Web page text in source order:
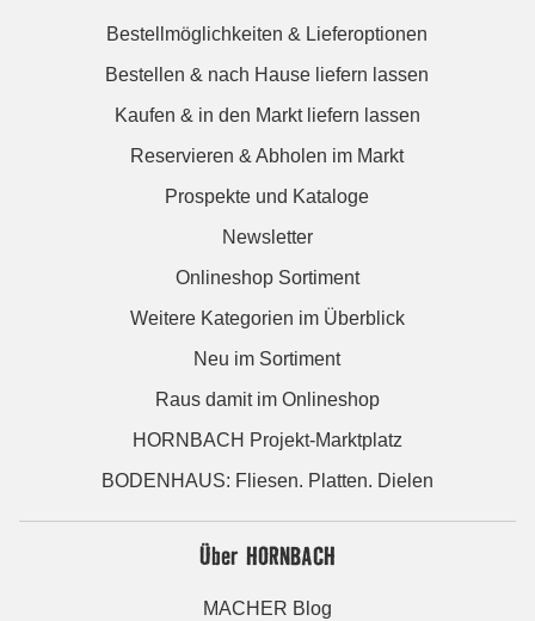
Bestellmöglichkeiten & Lieferoptionen
Bestellen & nach Hause liefern lassen
Kaufen & in den Markt liefern lassen
Reservieren & Abholen im Markt
Prospekte und Kataloge
Newsletter
Onlineshop Sortiment
Weitere Kategorien im Überblick
Neu im Sortiment
Raus damit im Onlineshop
HORNBACH Projekt-Marktplatz
BODENHAUS: Fliesen. Platten. Dielen
Über HORNBACH
MACHER Blog